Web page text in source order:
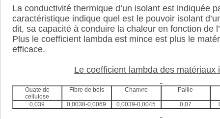
La conductivité thermique d’un isolant est indiquée
caractéristique indique quel est le pouvoir isolant
dit, sa capacité à conduire la chaleur en fonction de
Plus le coefficient lambda est mince est plus le
efficace.
Le coefficient lambda des matériaux
Ouate de
cellulose
Fibre de bois Chanvre Paille
0,039 0,0038-0,0069 0,0039-0,0045 0,07